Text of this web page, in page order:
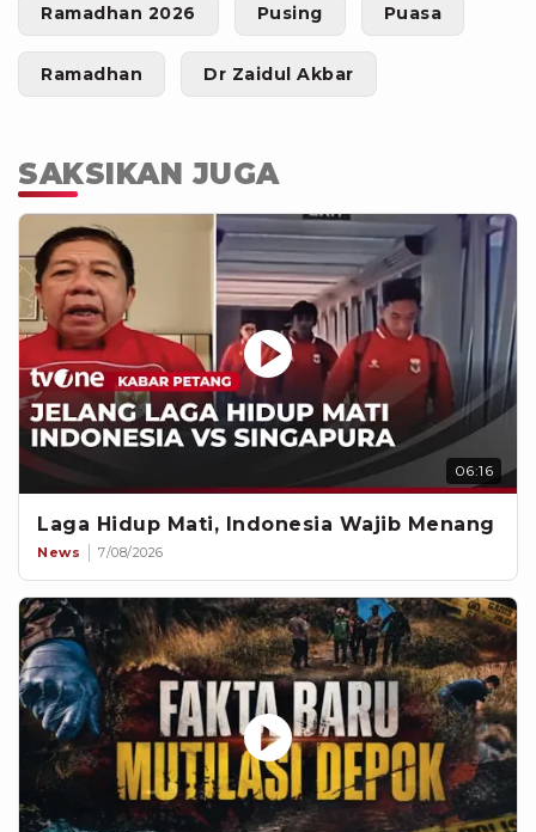
Ramadhan 2026 Pusing Puasa
Ramadhan Dr Zaidul Akbar
SAKSIKAN JUGA
06:16
Laga Hidup Mati, Indonesia Wajib Menang
News 7/08/2026